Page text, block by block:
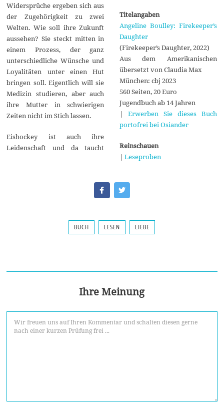
Widersprüche ergeben sich aus
der Zugehörigkeit zu zwei
Welten. Wie soll ihre Zukunft
aussehen? Sie steckt mitten in
einem Prozess, der ganz
unterschiedliche Wünsche und
Loyalitäten unter einen Hut
bringen soll. Eigentlich will sie
Medizin studieren, aber auch
ihre Mutter in schwierigen
Zeiten nicht im Stich lassen.
Eishockey ist auch ihre
Leidenschaft und da taucht
Titelangaben
Angeline Boulley: Firekeeper’s
Daughter
(Firekeeper’s Daughter, 2022)
Aus dem Amerikanischen
übersetzt von Claudia Max
München: cbj 2023
560 Seiten, 20 Euro
Jugendbuch ab 14 Jahren
| Erwerben Sie dieses Buch
portofrei bei Osiander
Reinschauen
| Leseproben
BUCH LESEN LIEBE
Ihre Meinung